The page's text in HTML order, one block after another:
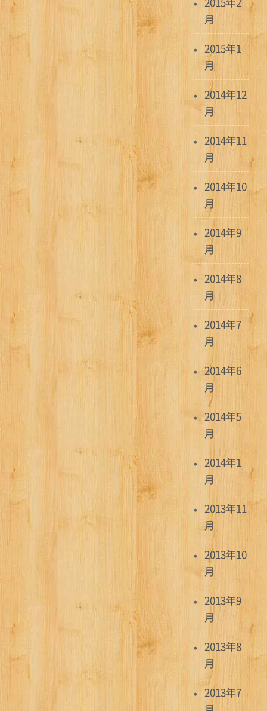
月
2015年1
月
2014年12
月
2014年11
月
2014年10
月
2014年9
月
2014年8
月
2014年7
月
2014年6
月
2014年5
月
2014年1
月
2013年11
月
2013年10
月
2013年9
月
2013年8
月
2013年7